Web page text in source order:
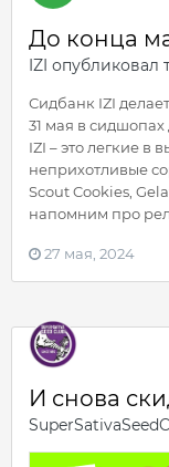
До конца
IZI опубликовал
Сидбанк IZI
31 мая в сидшопах
IZI – это легкие в
неприхотливые
Scout Cookies,
напомним про
27 мая, 2024
И снова